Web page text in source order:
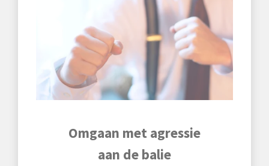
Omgaan met agressie
aan de balie